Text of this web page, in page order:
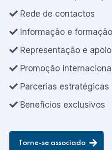
Rede de contactos
Informação e formação
Representação e apoio
Promoção
Parcerias estratégicas
Benefícios exclusivos
Torne-se associado